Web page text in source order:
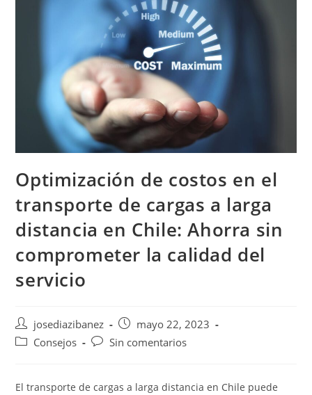
Optimización de costos en el
transporte de cargas a larga
distancia en Chile: Ahorra sin
comprometer la calidad del
servicio
Autor
de
josediazibanez
Publicación
de
mayo 22, 2023
Categoría
entrada:
Consejos
Comentarios
entrada:
Sin comentarios
El transporte de cargas a larga distancia en Chile puede